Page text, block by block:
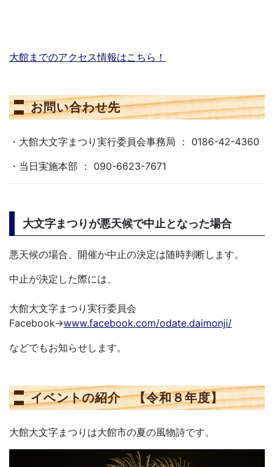
大館までのアクセス情報はこちら！
お問い合わせ先
・大館大文字まつり実行委員会事務局 ： 0186-42-4360
・当日実施本部 ： 090-6623-7671
大文字まつりが悪天候で中止となった場合
悪天候の場合、開催か中止の決定は随時判断します。
中止が決定した際には、
大館大文字まつり実行委員会
Facebook→www.facebook.com/odate.daimonji/
などでもお知らせします。
イベントの紹介 【令和８年度】
大館大文字まつりは大館市の夏の風物詩です。